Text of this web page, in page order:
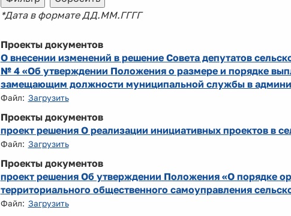
*Дата в формате ДД.ММ.ГГГГ
Проекты документов
О внесении изменений в решение Совета депутатов
№ 4 «Об утверждении Положения о размере и порядке
замещающим должности муниципальной службы в
Файл: Загрузить
Проекты документов
проект решения О реализации инициативных проектов в
Файл: Загрузить
Проекты документов
проект решения Об утверждении Положения «О порядке
территориального общественного самоуправления
Файл: Загрузить